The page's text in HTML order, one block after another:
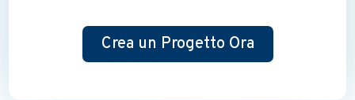
Crea un Progetto Ora